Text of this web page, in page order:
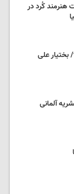
هنرمند کُرد در
بختیار علی
آلمانی